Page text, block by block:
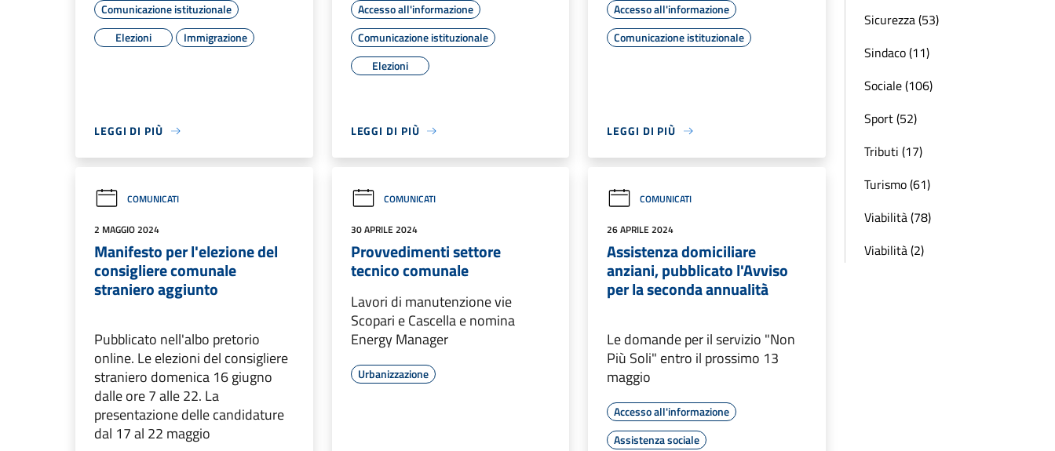
Comunicazione istituzionale
Elezioni
Immigrazione
LEGGI DI PIÙ
Accesso all'informazione
Comunicazione istituzionale
Elezioni
LEGGI DI PIÙ
Accesso all'informazione
Comunicazione istituzionale
LEGGI DI PIÙ
COMUNICATI
2 MAGGIO 2024
Manifesto per l'elezione del
consigliere comunale
straniero aggiunto
Pubblicato nell'albo pretorio
online. Le elezioni del consigliere
straniero domenica 16 giugno
dalle ore 7 alle 22. La
presentazione delle candidature
dal 17 al 22 maggio
COMUNICATI
30 APRILE 2024
Provvedimenti settore
tecnico comunale
Lavori di manutenzione vie
Scopari e Cascella e nomina
Energy Manager
Urbanizzazione
COMUNICATI
26 APRILE 2024
Assistenza domiciliare
anziani, pubblicato l'Avviso
per la seconda annualità
Le domande per il servizio "Non
Più Soli" entro il prossimo 13
maggio
Accesso all'informazione
Assistenza sociale
Sicurezza (53)
Sindaco (11)
Sociale (106)
Sport (52)
Tributi (17)
Turismo (61)
Viabilità (78)
Viabilità (2)